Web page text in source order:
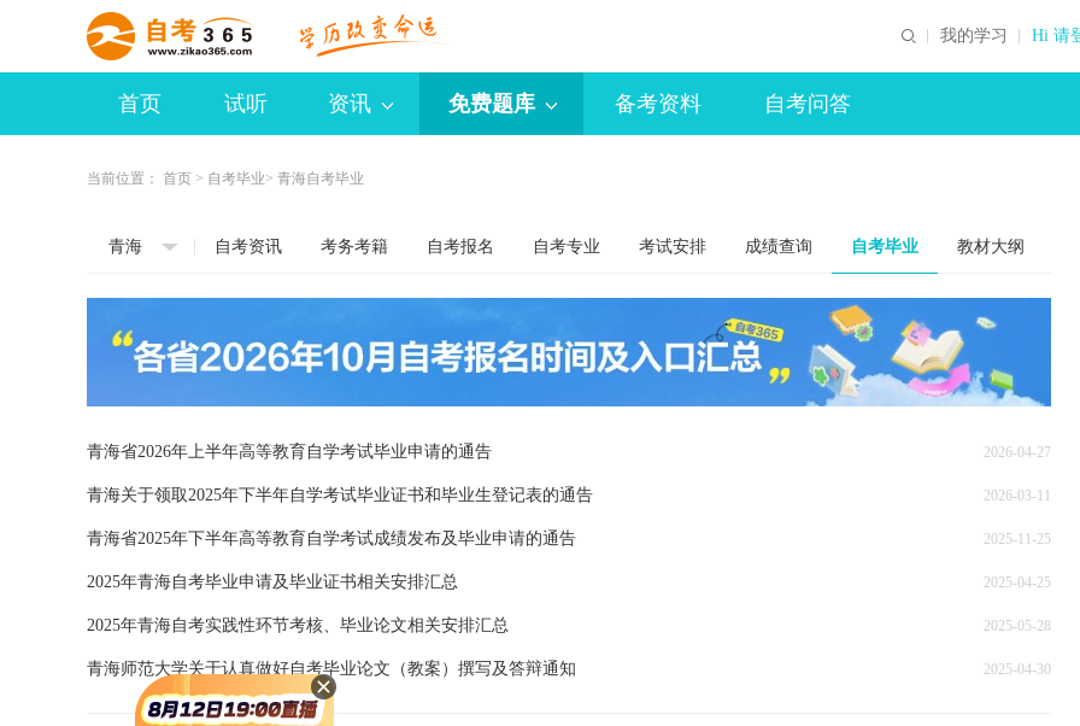
我的学习 Hi 请
首页 试听 资讯 免费题库 备考资料 自考问答
当前位置： 首页 > 自考毕业> 青海自考毕业
青海 自考资讯 考务考籍 自考报名 自考专业 考试安排 成绩查询 自考毕业 教材大纲
青海省2026年上半年高等教育自学考试毕业申请的通告 2026-04-27
青海关于领取2025年下半年自学考试毕业证书和毕业生登记表的通告 2026-03-11
青海省2025年下半年高等教育自学考试成绩发布及毕业申请的通告 2025-11-25
2025年青海自考毕业申请及毕业证书相关安排汇总 2025-04-25
2025年青海自考实践性环节考核、毕业论文相关安排汇总 2025-05-28
青海师范大学关于认真做好自考毕业论文（教案）撰写及答辩通知 2025-04-30